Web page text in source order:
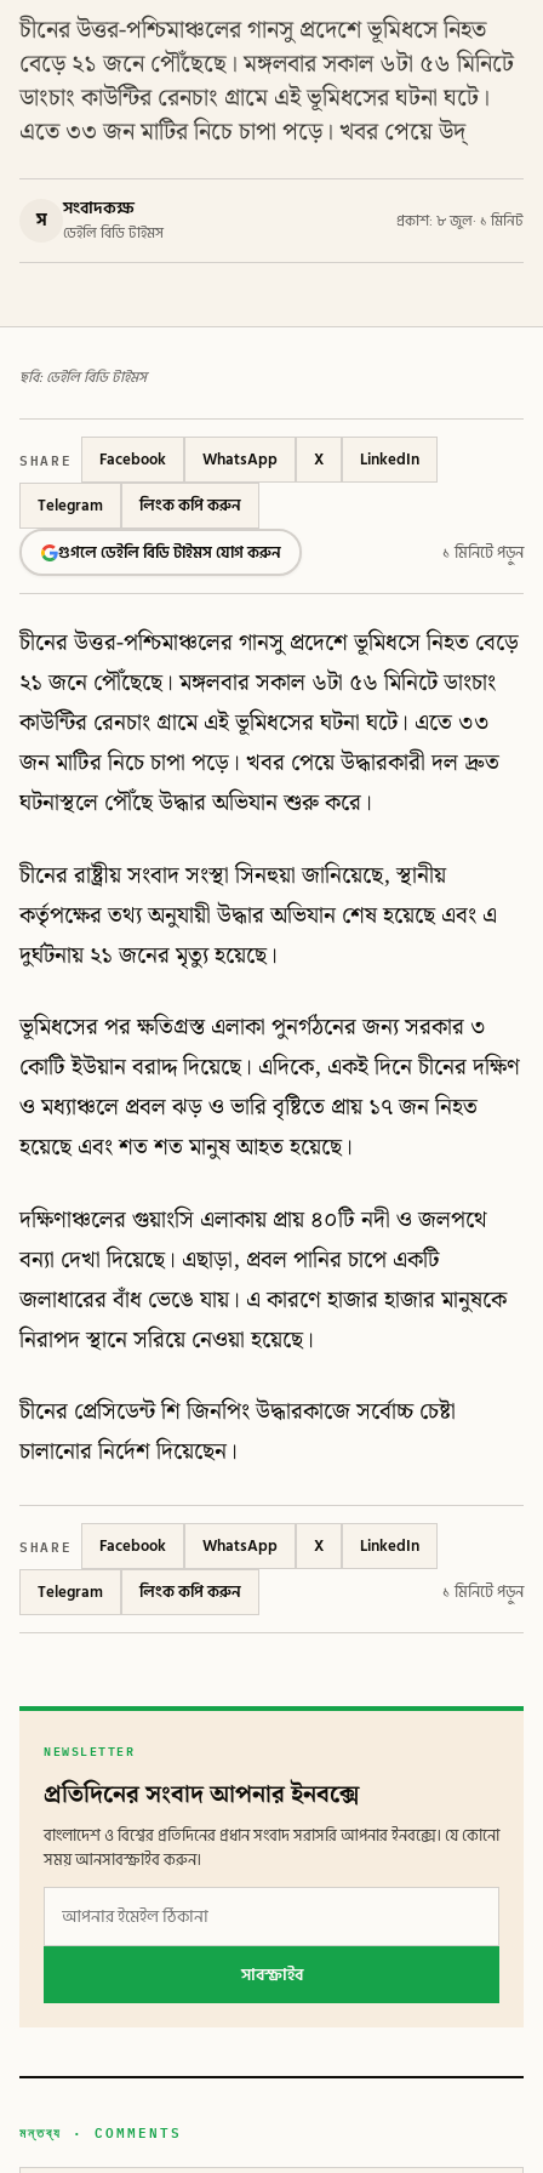
চীনের উত্তর-পশ্চিমাঞ্চলের গানসু প্রদেশে ভূমিধসে নিহত
বেড়ে ২১ জনে পৌঁছেছে। মঙ্গলবার সকাল ৬টা ৫৬ মিনিটে
ডাংচাং কাউন্টির রেনচাং গ্রামে এই ভূমিধসের ঘটনা ঘটে।
এতে ৩৩ জন মাটির নিচে চাপা পড়ে। খবর পেয়ে উদ্
স সংবাদকক্ষ
ডেইলি বিডি টাইমস
প্রকাশ: ৮ জুল· ১ মিনিট
ছবি: ডেইলি বিডি টাইমস
SHARE Facebook WhatsApp X
LinkedIn
Telegram
লিংক কপি করুন
গুগলে ডেইলি বিডি টাইমস যোগ করুন
১ মিনিটে পড়ুন
চীনের উত্তর-পশ্চিমাঞ্চলের গানসু প্রদেশে ভূমিধসে নিহত বেড়ে
২১ জনে পৌঁছেছে। মঙ্গলবার সকাল ৬টা ৫৬ মিনিটে ডাংচাং
কাউন্টির রেনচাং গ্রামে এই ভূমিধসের ঘটনা ঘটে। এতে ৩৩
জন মাটির নিচে চাপা পড়ে। খবর পেয়ে উদ্ধারকারী দল দ্রুত
ঘটনাস্থলে পৌঁছে উদ্ধার অভিযান শুরু করে।
চীনের রাষ্ট্রীয় সংবাদ সংস্থা সিনহুয়া জানিয়েছে, স্থানীয়
কর্তৃপক্ষের তথ্য অনুযায়ী উদ্ধার অভিযান শেষ হয়েছে এবং এ
দুর্ঘটনায় ২১ জনের মৃত্যু হয়েছে।
ভূমিধসের পর ক্ষতিগ্রস্ত এলাকা পুনর্গঠনের জন্য সরকার ৩
কোটি ইউয়ান বরাদ্দ দিয়েছে। এদিকে, একই দিনে চীনের দক্ষিণ
ও মধ্যাঞ্চলে প্রবল ঝড় ও ভারি বৃষ্টিতে প্রায় ১৭ জন নিহত
হয়েছে এবং শত শত মানুষ আহত হয়েছে।
দক্ষিণাঞ্চলের গুয়াংসি এলাকায় প্রায় ৪০টি নদী ও জলপথে
বন্যা দেখা দিয়েছে। এছাড়া, প্রবল পানির চাপে একটি
জলাধারের বাঁধ ভেঙে যায়। এ কারণে হাজার হাজার মানুষকে
নিরাপদ স্থানে সরিয়ে নেওয়া হয়েছে।
চীনের প্রেসিডেন্ট শি জিনপিং উদ্ধারকাজে সর্বোচ্চ চেষ্টা
চালানোর নির্দেশ দিয়েছেন।
SHARE Facebook WhatsApp X
LinkedIn
Telegram
লিংক কপি করুন ১ মিনিটে পড়ুন
NEWSLETTER
প্রতিদিনের সংবাদ আপনার ইনবক্সে
বাংলাদেশ ও বিশ্বের প্রতিদিনের প্রধান সংবাদ সরাসরি আপনার ইনবক্সে। যে কোনো
সময় আনসাবস্ক্রাইব করুন।
সাবস্ক্রাইব
মন্তব্য · COMMENTS